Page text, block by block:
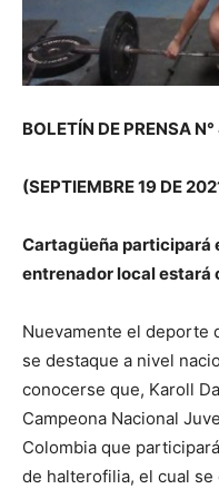
BOLETÍN DE PRENSA
(SEPTIEMBRE 19 DE
Cartagüeña participará
entrenador local estará
Nuevamente el deporte
se destaque a nivel
conocerse que, Karoll
Campeona Nacional
Colombia que
de halterofilia, el cual